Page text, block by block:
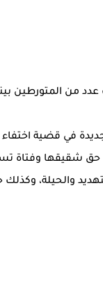
من المتورطين
في قضية اختفاء
حق شقيقها وفتاة
والحيلة،